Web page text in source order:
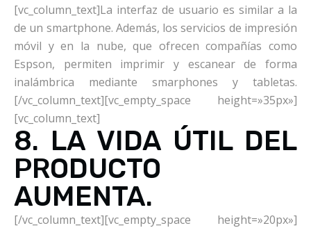
[vc_column_text]La interfaz de usuario es similar a la
de un smartphone. Además, los servicios de impresión
móvil y en la nube, que ofrecen compañías como
Espson, permiten imprimir y escanear de forma
inalámbrica mediante smarphones y tabletas.
[/vc_column_text][vc_empty_space height=»35px»]
[vc_column_text]
8. LA VIDA ÚTIL DEL
PRODUCTO
AUMENTA.
[/vc_column_text][vc_empty_space height=»20px»]